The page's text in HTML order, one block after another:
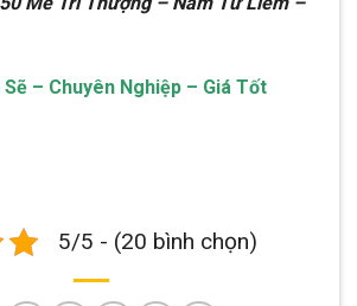
Sẽ – Chuyên Nghiệp – Giá Tốt
5/5 - (20 bình chọn)